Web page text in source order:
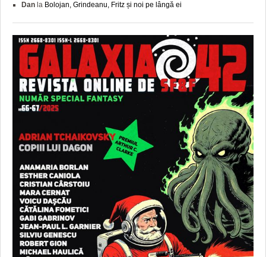
Dan la Bolojan, Grindeanu, Fritz și noi pe lângă ei